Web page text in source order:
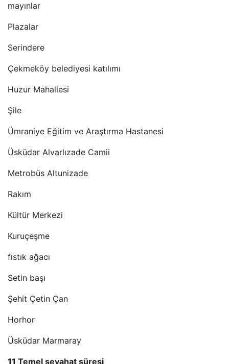
mayınlar
Plazalar
Serindere
Çekmeköy belediyesi katılımı
Huzur Mahallesi
Şile
Ümraniye Eğitim ve Araştırma Hastanesi
Üsküdar Alvarlızade Camii
Metrobüs Altunizade
Rakım
Kültür Merkezi
Kuruçeşme
fıstık ağacı
Setin başı
Şehit Çetin Çan
Horhor
Üsküdar Marmaray
11 Temel seyahat süresi